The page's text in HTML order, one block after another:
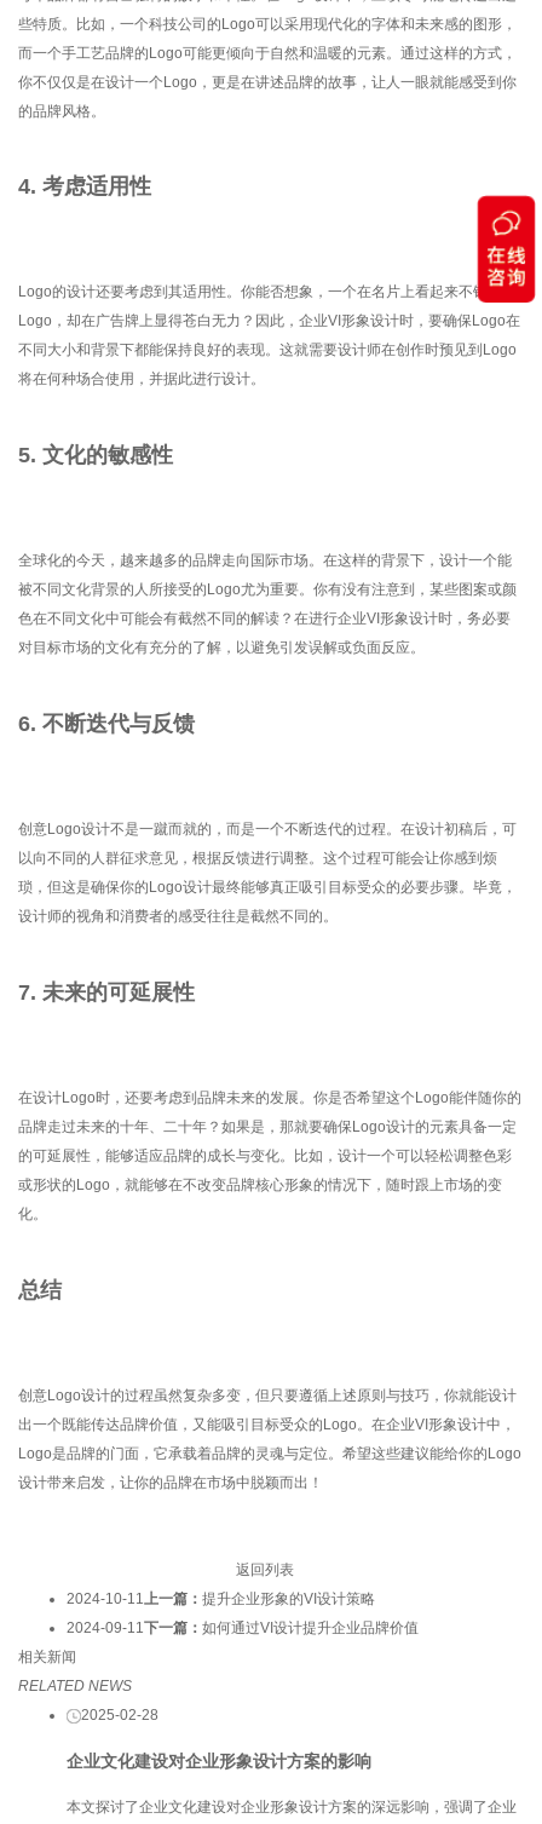
些特质。比如，一个科技公司的Logo可以采用现代化的字体和未来感的图形，
而一个手工艺品牌的Logo可能更倾向于自然和温暖的元素。通过这样的方式，
你不仅仅是在设计一个Logo，更是在讲述品牌的故事，让人一眼就能感受到你
的品牌风格。
4. 考虑适用性
Logo的设计还要考虑到其适用性。你能否想象，一个在名片上看起来不错的
Logo，却在广告牌上显得苍白无力？因此，企业VI形象设计时，要确保Logo在
不同大小和背景下都能保持良好的表现。这就需要设计师在创作时预见到Logo
将在何种场合使用，并据此进行设计。
5. 文化的敏感性
全球化的今天，越来越多的品牌走向国际市场。在这样的背景下，设计一个能
被不同文化背景的人所接受的Logo尤为重要。你有没有注意到，某些图案或颜
色在不同文化中可能会有截然不同的解读？在进行企业VI形象设计时，务必要
对目标市场的文化有充分的了解，以避免引发误解或负面反应。
6. 不断迭代与反馈
创意Logo设计不是一蹴而就的，而是一个不断迭代的过程。在设计初稿后，可
以向不同的人群征求意见，根据反馈进行调整。这个过程可能会让你感到烦
琐，但这是确保你的Logo设计最终能够真正吸引目标受众的必要步骤。毕竟，
设计师的视角和消费者的感受往往是截然不同的。
7. 未来的可延展性
在设计Logo时，还要考虑到品牌未来的发展。你是否希望这个Logo能伴随你的
品牌走过未来的十年、二十年？如果是，那就要确保Logo设计的元素具备一定
的可延展性，能够适应品牌的成长与变化。比如，设计一个可以轻松调整色彩
或形状的Logo，就能够在不改变品牌核心形象的情况下，随时跟上市场的变
化。
总结
创意Logo设计的过程虽然复杂多变，但只要遵循上述原则与技巧，你就能设计
出一个既能传达品牌价值，又能吸引目标受众的Logo。在企业VI形象设计中，
Logo是品牌的门面，它承载着品牌的灵魂与定位。希望这些建议能给你的Logo
设计带来启发，让你的品牌在市场中脱颖而出！
返回列表
2024-10-11上一篇： 提升企业形象的VI设计策略
2024-09-11下一篇： 如何通过VI设计提升企业品牌价值
相关新闻
RELATED NEWS
2025-02-28
企业文化建设对企业形象设计方案的影响
本文探讨了企业文化建设对企业形象设计方案的深远影响，强调了企业